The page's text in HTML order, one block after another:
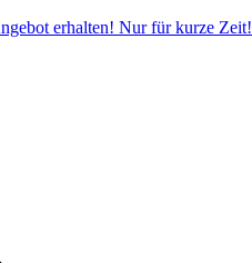
erhalten! Nur für kurze Zeit!